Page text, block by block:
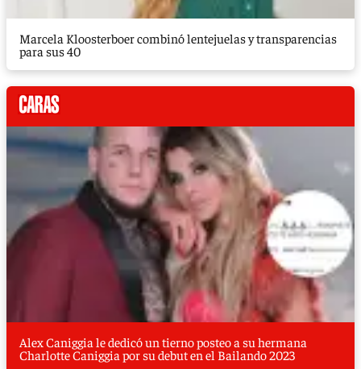
Marcela Kloosterboer combinó lentejuelas y transparencias
para sus 40
Alex Caniggia le dedicó un tierno posteo a su hermana
Charlotte Caniggia por su debut en el Bailando 2023